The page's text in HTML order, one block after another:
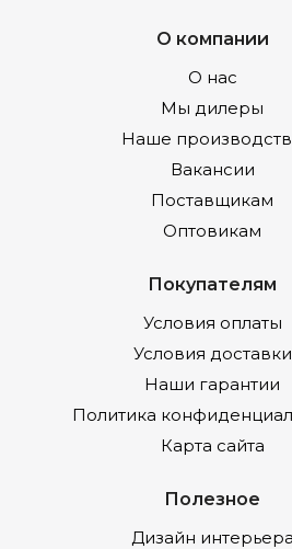
О компании
О нас
Мы дилеры
Наше
Вакансии
Поставщикам
Оптовикам
Покупателям
Условия оплаты
Условия доставки
Наши гарантии
Политика
Карта сайта
Полезное
Дизайн интерьера